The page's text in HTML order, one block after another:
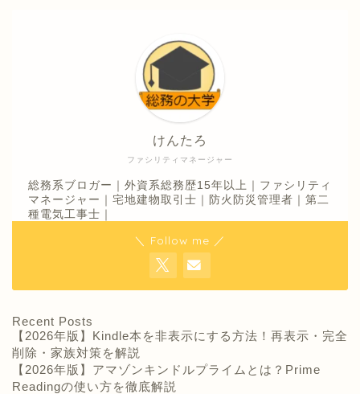
ファシリティマネージャー
けんたろ
総務系ブロガー｜外資系総務歴15年以上｜ファシリティ
マネージャー｜宅地建物取引士｜防火防災管理者｜第二
種電気工事士｜
＼ Follow me ／
Recent Posts
【2026年版】Kindle本を非表示にする方法！再表示・完全
削除・家族対策を解説
【2026年版】アマゾンキンドルプライムとは？Prime
Readingの使い方を徹底解説